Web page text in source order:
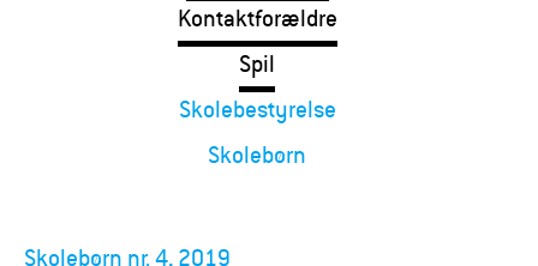
Kontaktforældre
Spil
Skolebestyrelse
Skolebørn
Skolebørn nr. 4, 2019